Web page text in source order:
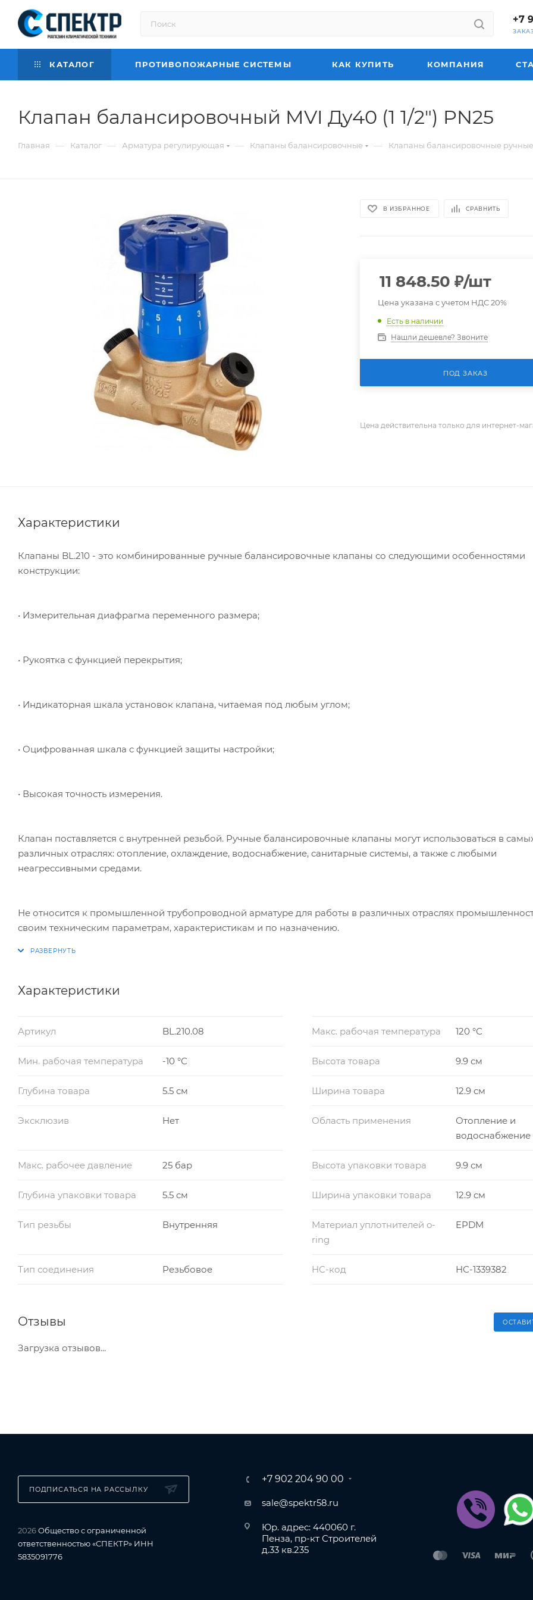
+7
КАТАЛОГ ПРОТИВОПОЖАРНЫЕ СИСТЕМЫ КАК КУПИТЬ КОМПАНИЯ
Клапан балансировочный MVI Ду40 (1 1/2") PN25
Главная — Каталог — Арматура регулирующая — Клапаны балансировочные — Клапаны балансировочные ручные
В ИЗБРАННОЕ СРАВНИТЬ
11 848.50 ₽/шт
Цена указана с учетом НДС 20%
Есть в наличии
Нашли дешевле? Звоните
ПОД ЗАКАЗ
Цена действительна только для интернет-
Характеристики
Клапаны BL.210 - это комбинированные ручные балансировочные клапаны со следующими особенностями
конструкции:
• Измерительная диафрагма переменного размера;
• Рукоятка с функцией перекрытия;
• Индикаторная шкала установок клапана, читаемая под любым углом;
• Оцифрованная шкала с функцией защиты настройки;
• Высокая точность измерения.
Клапан поставляется с внутренней резьбой. Ручные балансировочные клапаны могут использоваться в
различных отраслях: отопление, охлаждение, водоснабжение, санитарные системы, а также с любыми
неагрессивными средами.
Не относится к промышленной трубопроводной арматуре для работы в различных отраслях
своим техническим параметрам, характеристикам и по назначению.
Характеристики
Артикул BL.210.08 Макс. рабочая температура 120 °С
Мин. рабочая температура -10 °С Высота товара 9.9 см
Глубина товара 5.5 см Ширина товара 12.9 см
Эксклюзив Нет Область применения
Отопление и
водоснабжение
Макс. рабочее давление 25 бар Высота упаковки товара 9.9 см
Глубина упаковки товара 5.5 см Ширина упаковки товара 12.9 см
Тип резьбы Внутренняя
Материал уплотнителей o-
ring
EPDM
Тип соединения Резьбовое НС-код НС-1339382
Отзывы
Загрузка отзывов...
ПОДПИСАТЬСЯ НА РАССЫЛКУ
2026Общество с ограниченной
ответственностью «СПЕКТР» ИНН
5835091776
+7 902 204 90 00
sale@spektr58.ru
Юр. адрес: 440060 г.
Пенза, пр-кт Строителей
д.33 кв.235